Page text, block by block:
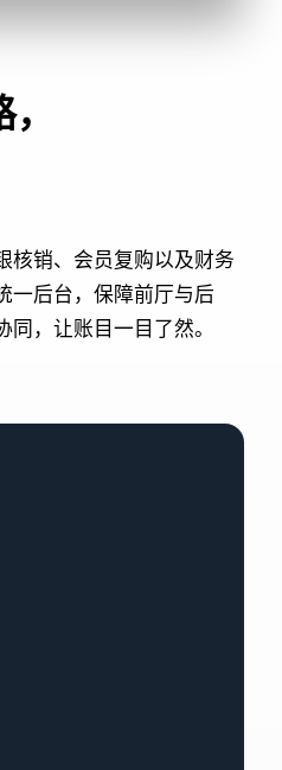
核销、会员复购以及财务
一后台，保障前厅与后
，让账目一目了然。